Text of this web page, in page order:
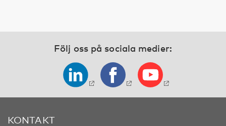
Följ oss på sociala medier:
KONTAKT